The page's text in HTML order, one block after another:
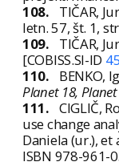
108.
TIČAR,
letn. 57, št. 1,
109.
TIČAR,
[COBISS.SI-ID
110.
BENKO,
Planet 18,
111. CIGLIČ,
use change
Daniela (ur.), et
ISBN 978-961-